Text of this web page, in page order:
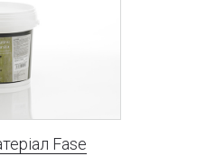
GRAESAN & FRIENDS.
обробку стін своїми
декоративну
NOVACOLOR у
Fase